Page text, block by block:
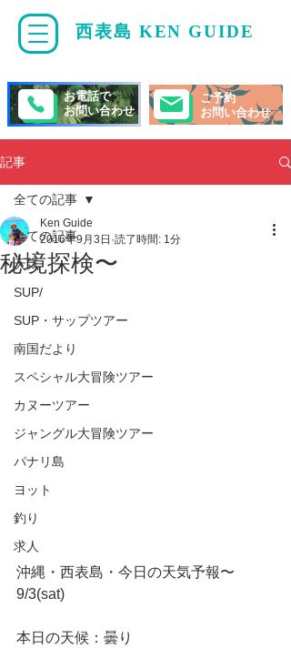
西表島 KEN GUIDE
ご予約
お問い合わせ
お電話で
お問い合わせ
記事
全ての記事
天気
SUP/
SUP・サップツアー
南国だより
スペシャル大冒険ツアー
カヌーツアー
ジャングル大冒険ツアー
パナリ島
ヨット
釣り
求人
全ての記事
秘境探検〜
Ken Guide
2016年9月3日 読了時間: 1分
沖縄・西表島・今日の天気予報〜
9/3(sat)
本日の天候：曇り